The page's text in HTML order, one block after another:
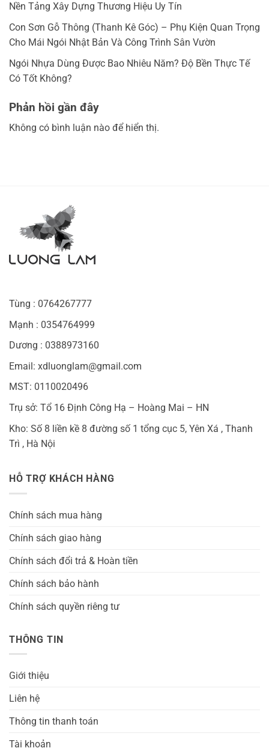
Nền Tảng Xây Dựng Thương Hiệu Uy Tín
Con Sơn Gỗ Thông (Thanh Kê Góc) – Phụ Kiện Quan Trọng
Cho Mái Ngói Nhật Bản Và Công Trình Sân Vườn
Ngói Nhựa Dùng Được Bao Nhiêu Năm? Độ Bền Thực Tế
Có Tốt Không?
Phản hồi gần đây
Không có bình luận nào để hiển thị.
Tùng : 0764267777
Mạnh : 0354764999
Dương : 0388973160
Email: xdluonglam@gmail.com
MST: 0110020496
Trụ sở: Tổ 16 Định Công Hạ – Hoàng Mai – HN
Kho: Số 8 liền kề 8 đường số 1 tổng cục 5, Yên Xá , Thanh
Trì , Hà Nội
HỖ TRỢ KHÁCH HÀNG
Chính sách mua hàng
Chính sách giao hàng
Chính sách đổi trả & Hoàn tiền
Chính sách bảo hành
Chính sách quyền riêng tư
THÔNG TIN
Giới thiệu
Liên hệ
Thông tin thanh toán
Tài khoản